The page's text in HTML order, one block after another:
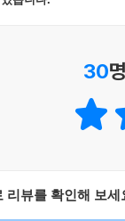
에서 퇴학. 열세
애정을 지닌 교
, 이렇게까지 힘
30
리뷰를 확인해 보세